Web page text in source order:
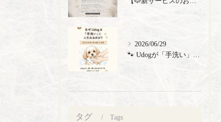
2026/06/29
タグ Tags